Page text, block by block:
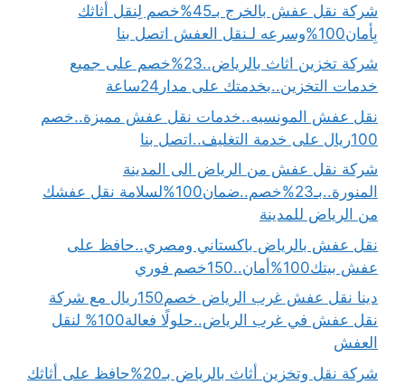
شركة نقل عفش بالخرج بـ45%خصم لِنقل أثاثك
بِأمان100%وسرعه لـنقل العفش اتصل بنا
شركة تخزين اثاث بالرياض..23%خصم على جميع
خدمات التخزين..بخدمتك على مدار24ساعة
نقل عفش المونسيه..خدمات نقل عفش مميزة..خصم
100ريال على خدمة التغليف..اتصل بنا
شركة نقل عفش من الرياض الى المدينة
المنورة..بـ23%خصم..ضمان100%لسلامة نقل عفشك
من الرياض للمدينة
نقل عفش بالرياض باكستاني ومصري..حافظ على
عفش بيتك100%أمان..150خصم فوري
دينا نقل عفش غرب الرياض خصم150ريال مع شركة
نقل عفش في غرب الرياض..حلولًا فعالة100% لنقل
العفش
شركة نقل وتخزين أثاث بالرياض بـ20%حافظ على أثاثك